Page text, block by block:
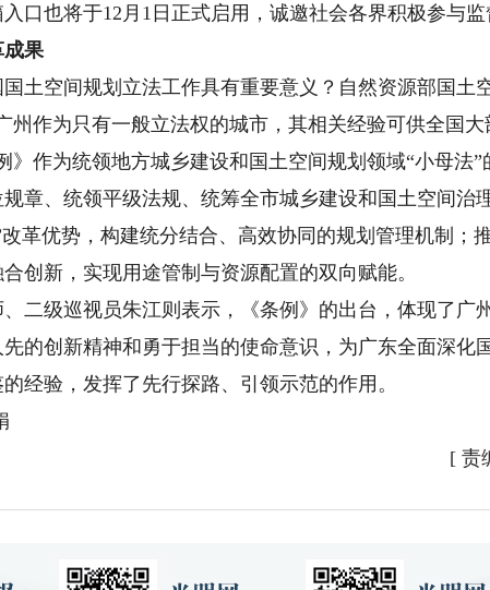
口也将于12月1日正式启用，诚邀社会各界积极参与监
果
空间规划立法工作具有重要意义？自然资源部国土
州作为只有一般立法权的城市，其相关经验可供全国大
》作为统领地方城乡建设和国土空间规划领域“小母法”
章、统领平级法规、统筹全市城乡建设和国土空间治
革优势，构建统分结合、高效协同的规划管理机制；
创新，实现用途管制与资源配置的双向赋能。
级巡视员朱江则表示，《条例》的出台，体现了广
的创新精神和勇于担当的使命意识，为广东全面深化
经验，发挥了先行探路、引领示范的作用。
[ 责